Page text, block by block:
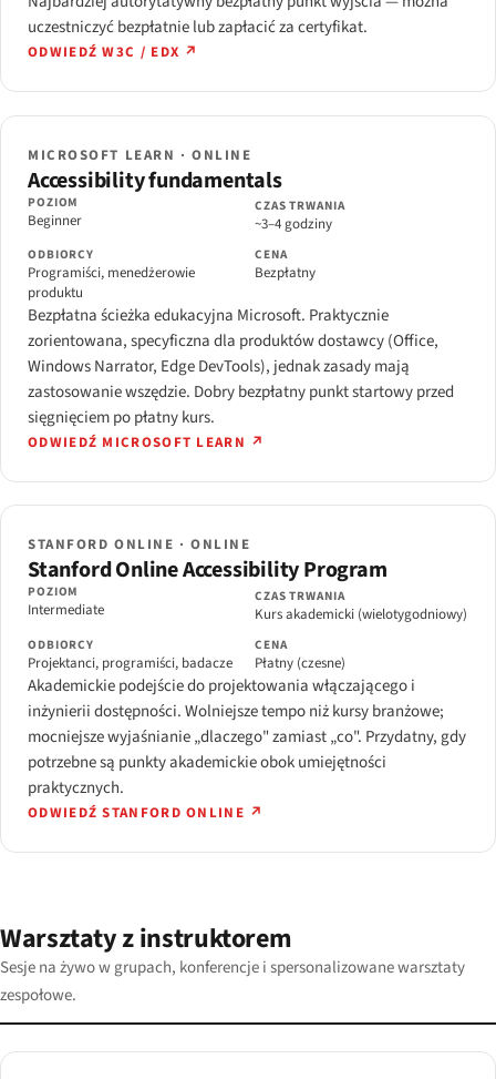
uczestniczyć bezpłatnie lub zapłacić za certyfikat.
ODWIEDŹ W3C / EDX ↗
MICROSOFT LEARN · ONLINE
Accessibility fundamentals
POZIOM
Beginner
CZAS TRWANIA
~3–4 godziny
ODBIORCY
Programiści, menedżerowie
produktu
CENA
Bezpłatny
Bezpłatna ścieżka edukacyjna Microsoft. Praktycznie
zorientowana, specyficzna dla produktów dostawcy (Office,
Windows Narrator, Edge DevTools), jednak zasady mają
zastosowanie wszędzie. Dobry bezpłatny punkt startowy przed
sięgnięciem po płatny kurs.
ODWIEDŹ MICROSOFT LEARN ↗
STANFORD ONLINE · ONLINE
Stanford Online Accessibility Program
POZIOM
Intermediate
CZAS TRWANIA
Kurs akademicki (wielotygodniowy)
ODBIORCY
Projektanci, programiści, badacze
CENA
Płatny (czesne)
Akademickie podejście do projektowania włączającego i
inżynierii dostępności. Wolniejsze tempo niż kursy branżowe;
mocniejsze wyjaśnianie „dlaczego" zamiast „co". Przydatny, gdy
potrzebne są punkty akademickie obok umiejętności
praktycznych.
ODWIEDŹ STANFORD ONLINE ↗
Warsztaty z instruktorem
Sesje na żywo w grupach, konferencje i spersonalizowane warsztaty
zespołowe.